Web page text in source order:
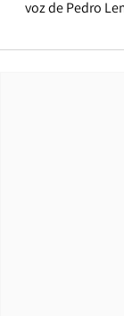
voz de Pedro